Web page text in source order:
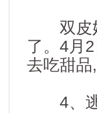
双皮奶
了。4月
去吃甜
4、逃